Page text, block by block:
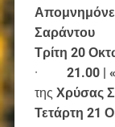
Σαράντου
Τρίτη 20
· 21.00 |
της Χρύσας
Τετάρτη 21